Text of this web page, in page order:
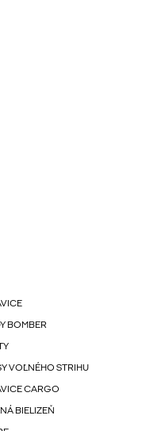
BOMBER
VOĽNÉHO STRIHU
CARGO
BIELIZEŇ